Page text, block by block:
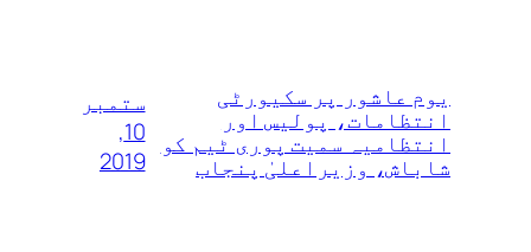
یوم عاشور پر سکیورٹی
انتظامات، پولیس اور
انتظامیہ سمیت پوری ٹیم کو
شاباش، وزیراعلیٰ پنجاب
ستمبر
10,
2019